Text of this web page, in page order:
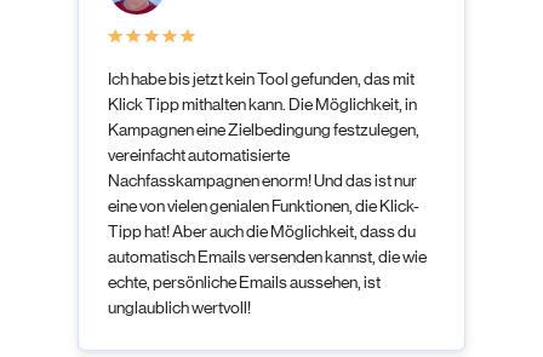
Ich habe bis jetzt kein Tool gefunden, das mit
Klick Tipp mithalten kann. Die Möglichkeit, in
Kampagnen eine Zielbedingung festzulegen,
vereinfacht automatisierte
Nachfasskampagnen enorm! Und das ist nur
eine von vielen genialen Funktionen, die Klick-
Tipp hat! Aber auch die Möglichkeit, dass du
automatisch Emails versenden kannst, die wie
echte, persönliche Emails aussehen, ist
unglaublich wertvoll!